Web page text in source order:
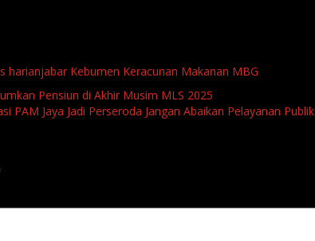
harianjabar Kebumen Keracunan Makanan MBG
Pensiun di Akhir Musim MLS 2025
PAM Jaya Jadi Perseroda Jangan Abaikan Pelayanan Publik